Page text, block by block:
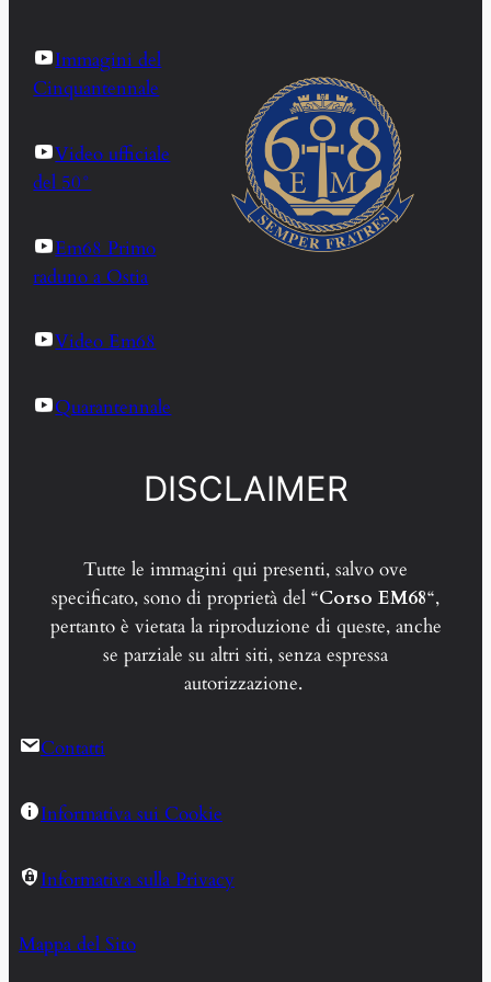
Immagini del
Cinquantennale
Video ufficiale
del 50°
Em68 Primo
raduno a Ostia
Video Em68
Quarantennale
DISCLAIMER
Tutte le immagini qui presenti, salvo ove
specificato, sono di proprietà del “Corso EM68“,
pertanto è vietata la riproduzione di queste, anche
se parziale su altri siti, senza espressa
autorizzazione.
Contatti
Informativa sui Cookie
Informativa sulla Privacy
Mappa del Sito